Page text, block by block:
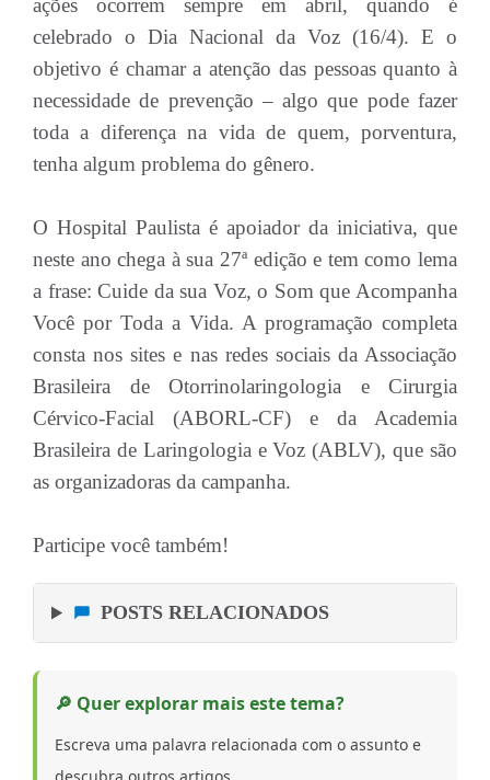
ações ocorrem sempre em abril, quando é
celebrado o Dia Nacional da Voz (16/4). E o
objetivo é chamar a atenção das pessoas quanto à
necessidade de prevenção – algo que pode fazer
toda a diferença na vida de quem, porventura,
tenha algum problema do gênero.
O Hospital Paulista é apoiador da iniciativa, que
neste ano chega à sua 27ª edição e tem como lema
a frase: Cuide da sua Voz, o Som que Acompanha
Você por Toda a Vida. A programação completa
consta nos sites e nas redes sociais da Associação
Brasileira de Otorrinolaringologia e Cirurgia
Cérvico-Facial (ABORL-CF) e da Academia
Brasileira de Laringologia e Voz (ABLV), que são
as organizadoras da campanha.
Participe você também!
POSTS RELACIONADOS
🔎 Quer explorar mais este tema?
Escreva uma palavra relacionada com o assunto e